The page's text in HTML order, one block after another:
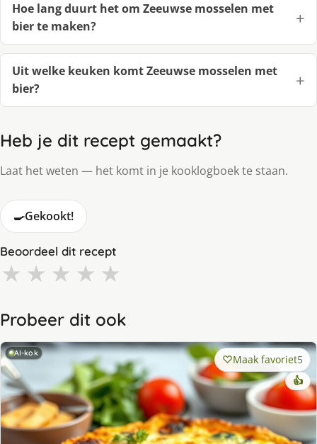
Hoe lang duurt het om Zeeuwse mosselen met
bier te maken?
Uit welke keuken komt Zeeuwse mosselen met
bier?
Heb je dit recept gemaakt?
Laat het weten — het komt in je kooklogboek te staan.
🍳Gekookt!
Beoordeel dit recept
★ ★ ★ ★ ★
Probeer dit ook
AI-kok Maak favoriet5
👍